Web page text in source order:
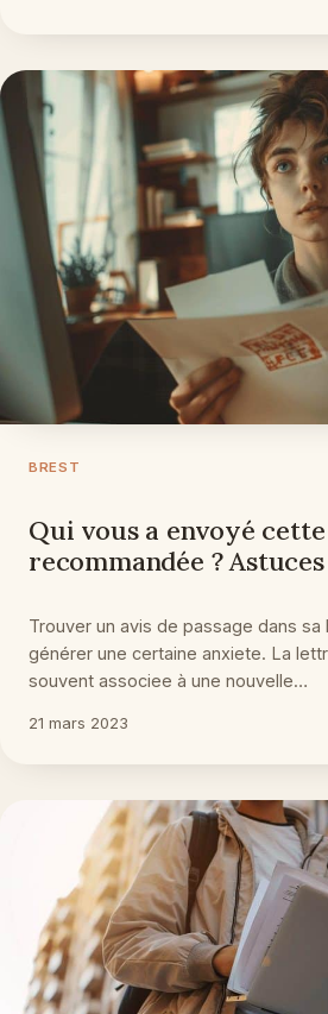
BREST
Qui vous a envoyé
recommandée ?
Trouver un avis de passage dans
générer une certaine anxiete. La
souvent associee à une nouvelle…
21 mars 2023